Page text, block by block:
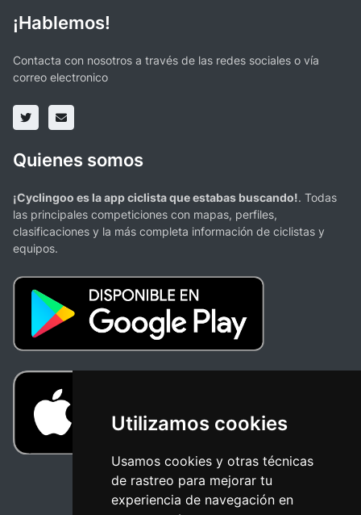
Utilizamos cookies
Usamos cookies y otras técnicas
de rastreo para mejorar tu
experiencia de navegación en
¡Hablemos!
Contacta con nosotros a través de las redes sociales o vía
correo electronico
Quienes somos
¡Cyclingoo es la app ciclista que estabas buscando!. Todas
las principales competiciones con mapas, perfiles,
clasificaciones y la más completa información de ciclistas y
equipos.